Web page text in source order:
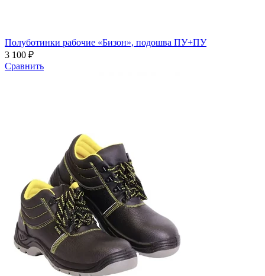
Полуботинки рабочие «Бизон», подошва ПУ+ПУ
3 100 ₽
Сравнить